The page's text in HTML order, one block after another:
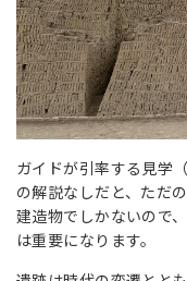
ガイドが引率する見学
の解説なしだと、ただ
建造物でしかないので
は重要になります。